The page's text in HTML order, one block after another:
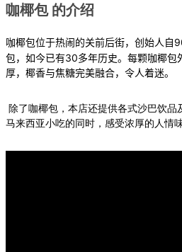
咖椰包 的介绍
咖椰包位于热闹的关前后街，创始人自
包，如今已有30多年历史。每颗咖椰包
厚，椰香与焦糖完美融合，令人着迷。
除了咖椰包，本店还提供各式沙巴饮品
马来西亚小吃的同时，感受浓厚的人情味